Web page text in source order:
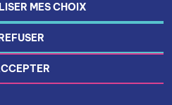
MES CHOIX